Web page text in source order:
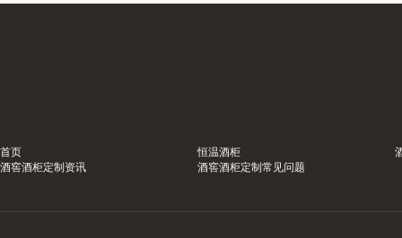
首页 恒温酒柜
酒窖酒柜定制资讯
酒窖酒柜定制常见问题